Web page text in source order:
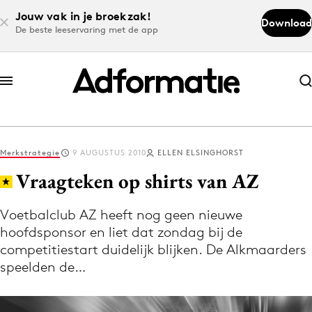
Jouw vak in je broekzak!
De beste leeservaring met de app
Download
Abonneer nu
Abonneer nu
Log in
Download de app
Volg het laatste nieuws via de Adformatie
Nieuws app
Merkstrategie 9 AUGUSTUS 2010 ELLEN ELSINGHORST
Vraagteken op shirts van AZ
Voetbalclub AZ heeft nog geen nieuwe
hoofdsponsor en liet dat zondag bij de
competitiestart duidelijk blijken. De Alkmaarders
speelden de…